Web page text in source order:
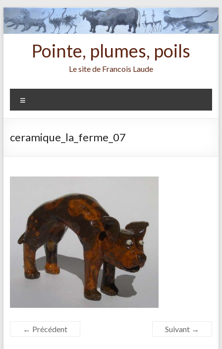
Aller
au
contenu
Pointe, plumes, poils
Le site de Francois Laude
ceramique_la_ferme_07
← Précédent Suivant →